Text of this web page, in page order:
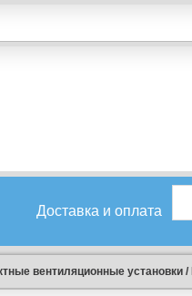
Доставка и оплата
вентиляционные установки /